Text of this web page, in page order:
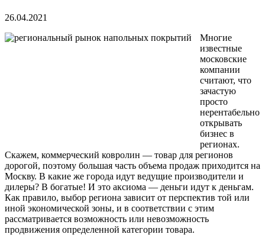
26.04.2021
Многие
известные
московские
компании
считают, что
зачастую
просто
нерентабельно
открывать
бизнес в
регионах.
Скажем, коммерческий ковролин — товар для регионов
дорогой, поэтому большая часть объема продаж приходится на
Москву. В какие же города идут ведущие производители и
дилеры? В богатые! И это аксиома — деньги идут к деньгам.
Как правило, выбор региона зависит от перспектив той или
иной экономической зоны, и в соответствии с этим
рассматривается возможность или невозможность
продвижения определенной категории товара.